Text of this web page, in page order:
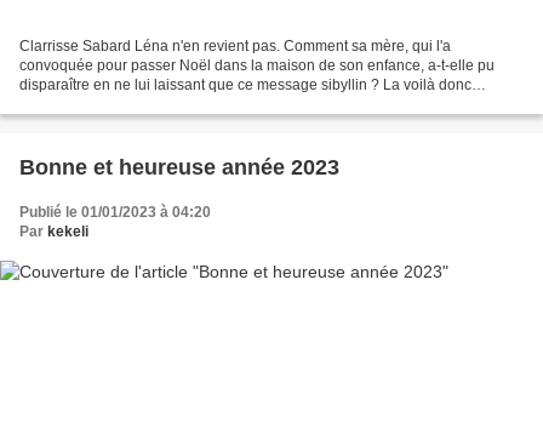
Clarrisse Sabard Léna n'en revient pas. Comment sa mère, qui l'a
convoquée pour passer Noël dans la maison de son enfance, a-t-elle pu
disparaître en ne lui laissant que ce message sibyllin ? La voilà donc
Bonne et heureuse année 2023
Publié le 01/01/2023 à 04:20
Par kekeli